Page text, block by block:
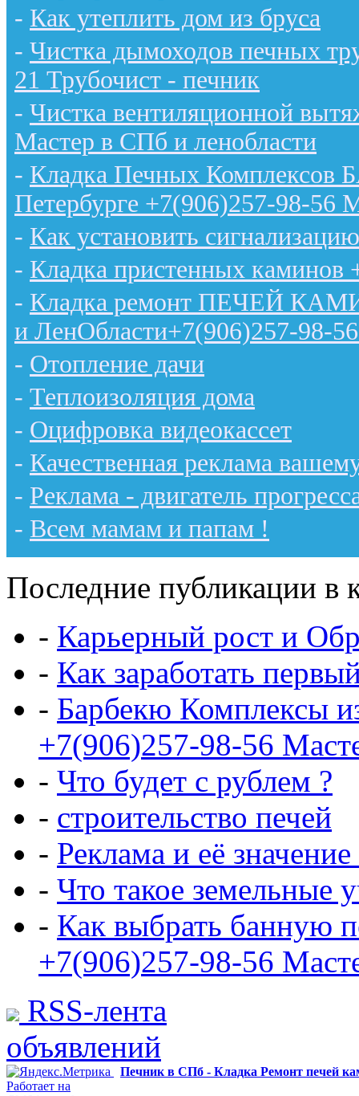
- Как утеплить дом из бруса
- Чистка дымоходов печных
21 Трубочист - печник
- Чистка вентиляционной
Мастер в СПб и ленобласти
- Кладка Печных Комплексов
Петербурге +7(906)257-98-56
- Как установить
- Кладка пристенных каминов
- Кладка ремонт ПЕЧЕЙ
и ЛенОбласти+7(906)257-98-
- Отопление дачи
- Теплоизоляция дома
- Оцифровка видеокассет
- Качественная реклама
- Реклама - двигатель
- Всем мамам и папам !
Последние публикации в
- Карьерный рост и
- Как заработать
- Барбекю Комплексы
+7(906)257-98-56
- Что будет с рублем ?
- строительство печей
- Реклама и её
- Что такое земельные
- Как выбрать банную
+7(906)257-98-56
RSS-лента
объявлений
Печник в СПб - Кладка Ремонт печей
Работает на